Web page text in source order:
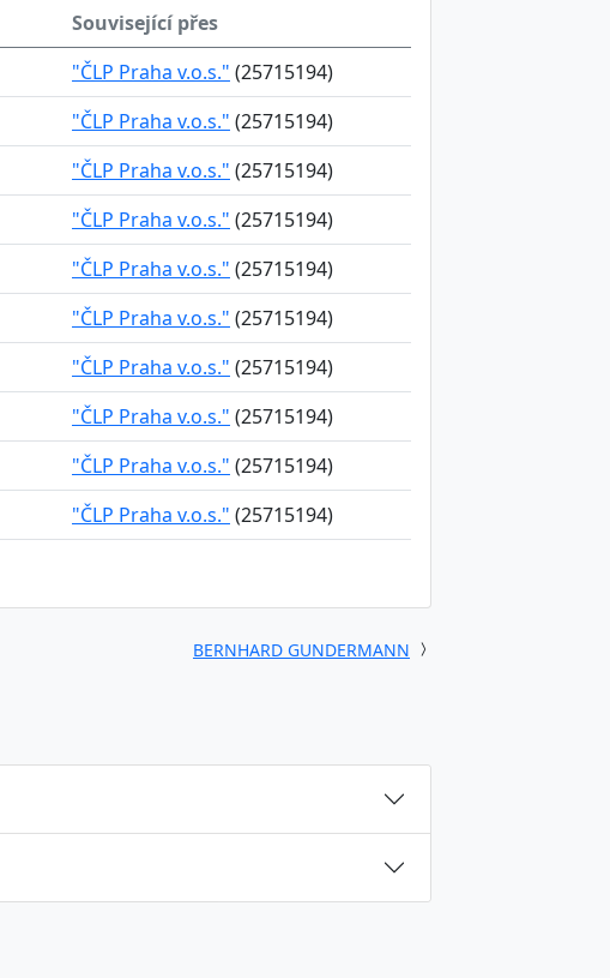
Související přes
"ČLP Praha v.o.s." (25715194)
"ČLP Praha v.o.s." (25715194)
"ČLP Praha v.o.s." (25715194)
"ČLP Praha v.o.s." (25715194)
"ČLP Praha v.o.s." (25715194)
"ČLP Praha v.o.s." (25715194)
"ČLP Praha v.o.s." (25715194)
"ČLP Praha v.o.s." (25715194)
"ČLP Praha v.o.s." (25715194)
"ČLP Praha v.o.s." (25715194)
BERNHARD GUNDERMANN